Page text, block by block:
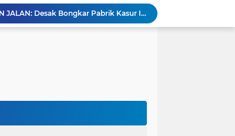
SURAT DIABAIKAN, MOSI TURUN JALAN: Desak Bongkar Pabrik Kasur Ilegal di Sampali
DARI RUANG KEPSEK KE MEJA HUKUM: MOSI Layangkan Surat ke 6 Instansi Soal SMPN 6
Gara-Gara Konfirmasi Proyek Rabat Beton, Wartawan di Sambas Diduga Mengalami Intimidasi dan Penganiayaan